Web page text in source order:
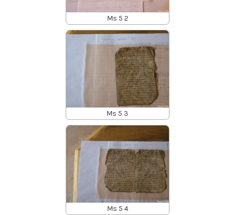
Ms 5 2
Ms 5 3
Ms 5 4